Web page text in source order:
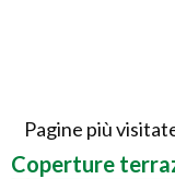
Pagine più
Coperture